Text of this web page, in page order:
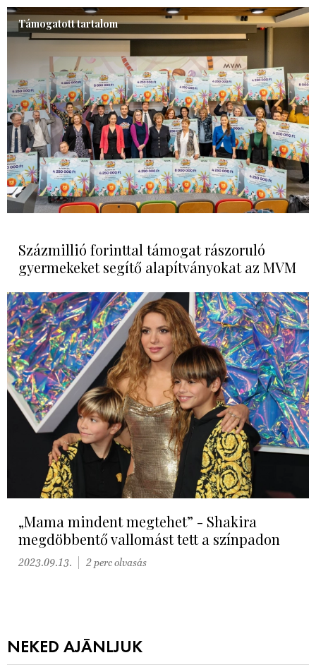
Támogatott tartalom
Százmillió forinttal támogat rászoruló
gyermekeket segítő alapítványokat az MVM
„Mama mindent megtehet” - Shakira
megdöbbentő vallomást tett a színpadon
2023.09.13. 2 perc olvasás
NEKED AJÁNLJUK